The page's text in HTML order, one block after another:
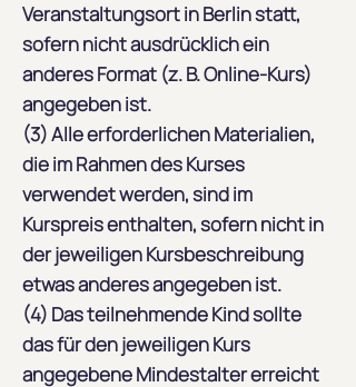
Veranstaltungsort in Berlin statt,
sofern nicht ausdrücklich ein
anderes Format (z. B. Online-Kurs)
angegeben ist.
(3) Alle erforderlichen Materialien,
die im Rahmen des Kurses
verwendet werden, sind im
Kurspreis enthalten, sofern nicht in
der jeweiligen Kursbeschreibung
etwas anderes angegeben ist.
(4) Das teilnehmende Kind sollte
das für den jeweiligen Kurs
angegebene Mindestalter erreicht